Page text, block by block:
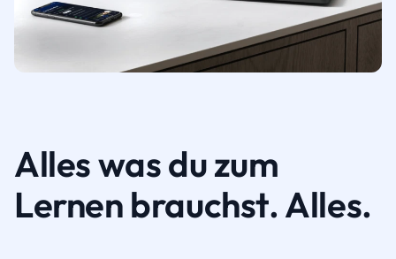
Alles was du zum
Lernen brauchst. Alles.